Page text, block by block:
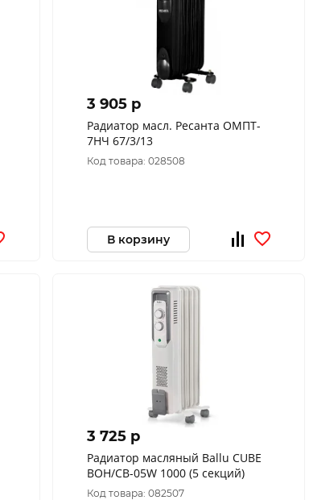
3 905 p
Радиатор масл. Ресанта ОМПТ-
7НЧ 67/3/13
Код товара: 028508
В корзину
3 725 p
Радиатор масляный Ballu CUBE
BOH/CB-05W 1000 (5 секций)
Код товара: 082507